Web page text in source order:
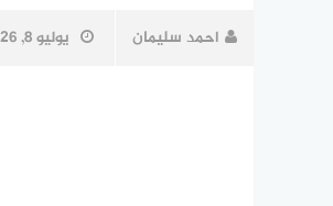
احمد سليمان يوليو 8, 2026